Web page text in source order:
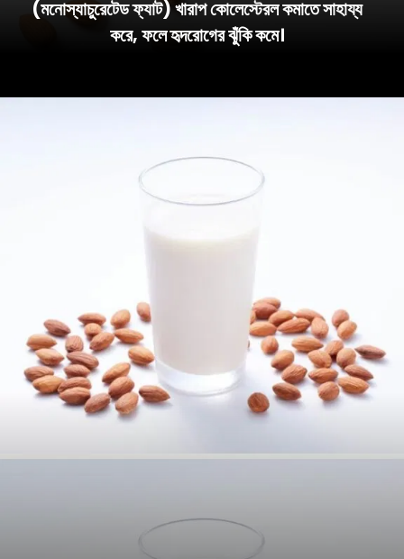
(মনোস্যাচুরেটেড ফ্যাট) খারাপ কোলেস্টেরল কমাতে সাহায্য